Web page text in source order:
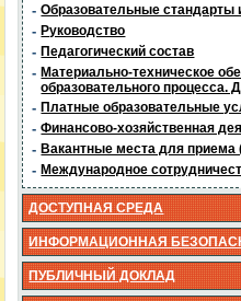
- Образовательные стандарты
- Руководство
- Педагогический состав
- Материально-техническое
образовательного процесса.
- Платные образовательные
- Финансово-хозяйственная
- Вакантные места для приема
- Международное
ДОСТУПНАЯ СРЕДА
ИНФОРМАЦИОННАЯ
ПУБЛИЧНЫЙ ДОКЛАД